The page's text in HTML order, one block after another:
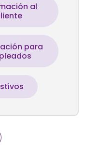
al
para